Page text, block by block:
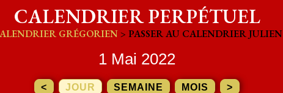
CALENDRIER PERPÉTUEL
GRÉGORIEN > PASSER AU CALENDRIER JULIEN
1 Mai 2022
< JOUR SEMAINE MOIS >